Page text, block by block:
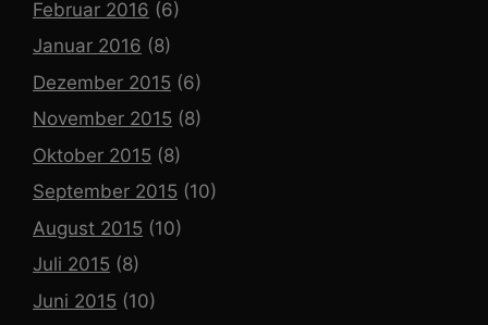
Februar 2016 (6)
Januar 2016 (8)
Dezember 2015 (6)
November 2015 (8)
Oktober 2015 (8)
September 2015 (10)
August 2015 (10)
Juli 2015 (8)
Juni 2015 (10)